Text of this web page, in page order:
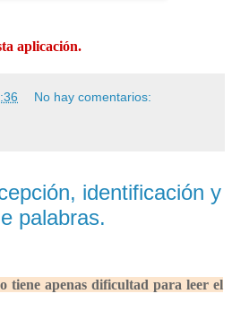
aplicación.
No hay comentarios:
identificación y
palabras.
tiene apenas dificultad para leer el